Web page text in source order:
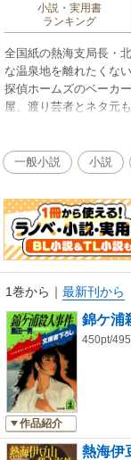
小説・実用書
ランキング
全国紙の熱海支局長・
な温泉地を離れたくな
探偵ホームズのベーカ
屋、渡り芸者とネタ元
一般小説 小説
1巻から ｜ 最新刊から
作品紹介
錦ケ浦
450pt/
熱海伊